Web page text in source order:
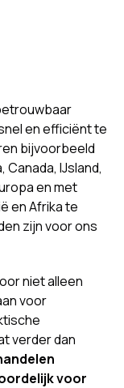
en efficiënt te
bijvoorbeeld
IJsland,
en met
en Afrika te
zijn voor ons
niet alleen
voor
verder dan
voor